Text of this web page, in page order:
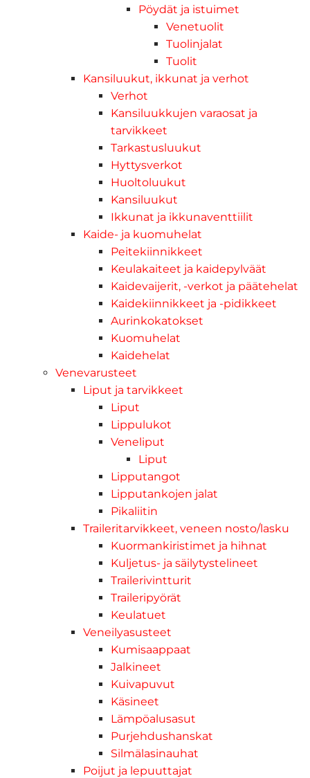
Pöydät ja istuimet
Venetuolit
Tuolinjalat
Tuolit
Kansiluukut, ikkunat ja verhot
Verhot
Kansiluukkujen varaosat ja
tarvikkeet
Tarkastusluukut
Hyttysverkot
Huoltoluukut
Kansiluukut
Ikkunat ja ikkunaventtiilit
Kaide- ja kuomuhelat
Peitekiinnikkeet
Keulakaiteet ja kaidepylväät
Kaidevaijerit, -verkot ja päätehelat
Kaidekiinnikkeet ja -pidikkeet
Aurinkokatokset
Kuomuhelat
Kaidehelat
Venevarusteet
Liput ja tarvikkeet
Liput
Lippulukot
Veneliput
Liput
Lipputangot
Lipputankojen jalat
Pikaliitin
Traileritarvikkeet, veneen nosto/lasku
Kuormankiristimet ja hihnat
Kuljetus- ja säilytystelineet
Trailerivintturit
Traileripyörät
Keulatuet
Veneilyasusteet
Kumisaappaat
Jalkineet
Kuivapuvut
Käsineet
Lämpöalusasut
Purjehdushanskat
Silmälasinauhat
Poijut ja lepuuttajat